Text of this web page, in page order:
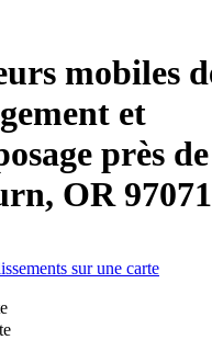
mobiles
et
près de
OR 97071
sur une carte